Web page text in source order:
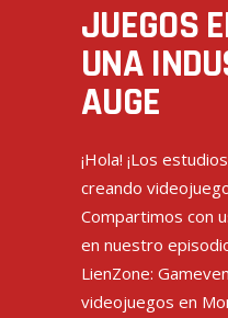
JUEGOS
UNA
AUGE
¡Hola! ¡Los
creando
Compartimos con
en nuestro
LienZone:
videojuegos en